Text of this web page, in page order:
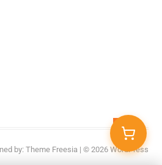
by: Theme Freesia | © 2026 WordPress
to
top